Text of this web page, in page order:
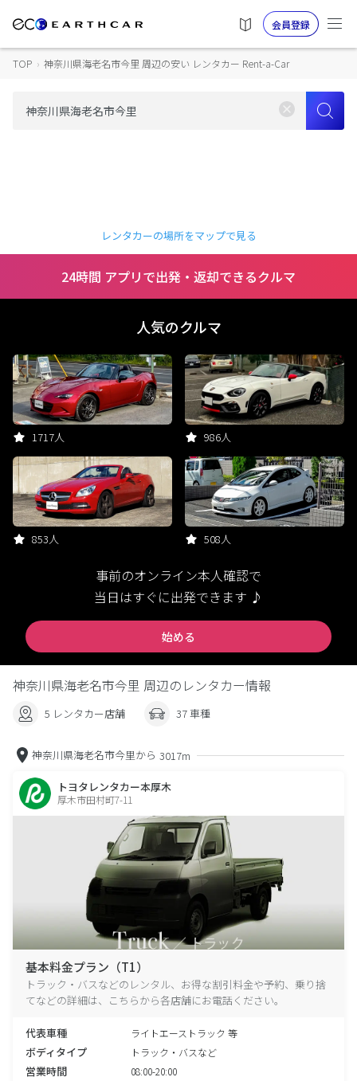
会員登録
TOP › 神奈川県海老名市今里 周辺の安い レンタカー Rent-a-Car
レンタカーの場所をマップで見る
24時間 アプリで出発・返却できるクルマ
人気のクルマ
1717人 986人
853人 508人
事前のオンライン本人確認で
当日はすぐに出発できます ♪
始める
神奈川県海老名市今里 周辺のレンタカー情報
5 レンタカー店舗 37 車種
神奈川県海老名市今里から 3017m
トヨタレンタカー本厚木
厚木市田村町7-11
基本料金プラン（T1）
トラック・バスなどのレンタル、お得な割引料金や予約、乗り捨
てなどの詳細は、こちらから各店舗にお電話ください。
代表車種 ライトエーストラック 等
ボディタイプ トラック・バスなど
営業時間 08:00-20:00